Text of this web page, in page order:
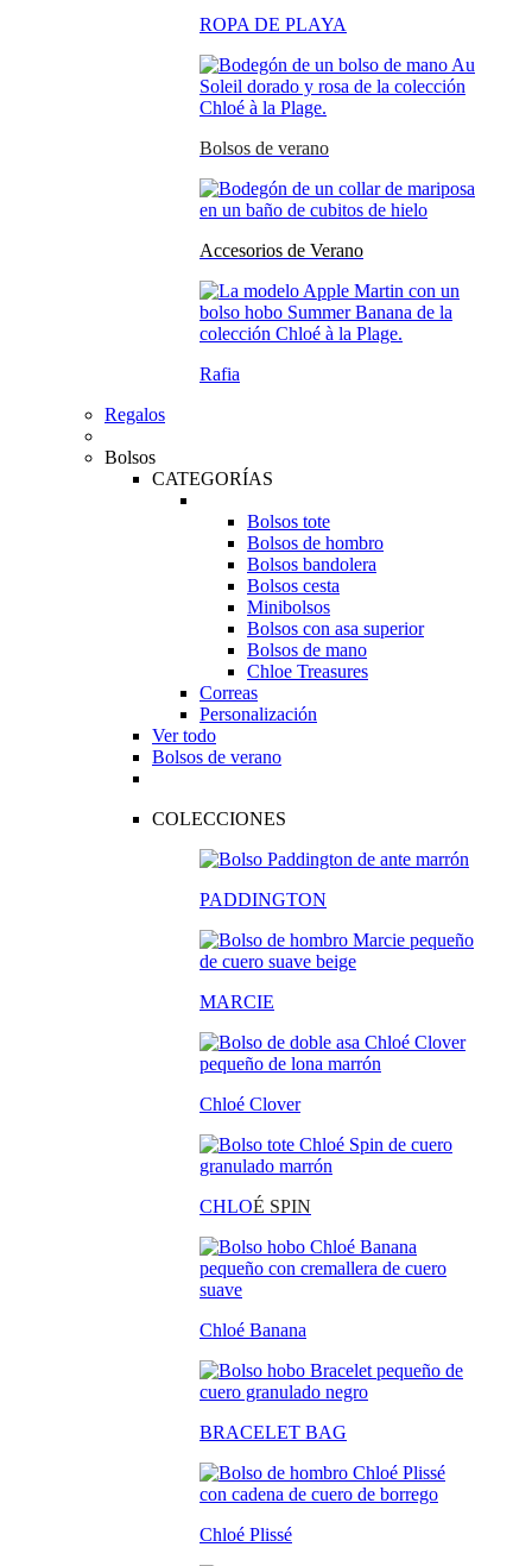
ROPA DE PLAYA
Bolsos de verano
Accesorios de Verano
Rafia
Regalos
Bolsos
CATEGORÍAS
Bolsos tote
Bolsos de hombro
Bolsos bandolera
Bolsos cesta
Minibolsos
Bolsos con asa superior
Bolsos de mano
Chloe Treasures
Correas
Personalización
Ver todo
Bolsos de verano
COLECCIONES
PADDINGTON
MARCIE
Chloé Clover
CHLOÉ SPIN
Chloé Banana
BRACELET BAG
Chloé Plissé